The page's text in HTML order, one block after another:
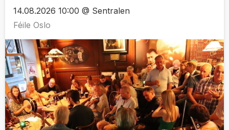
14.08.2026 10:00 @ Sentralen
Féile Oslo